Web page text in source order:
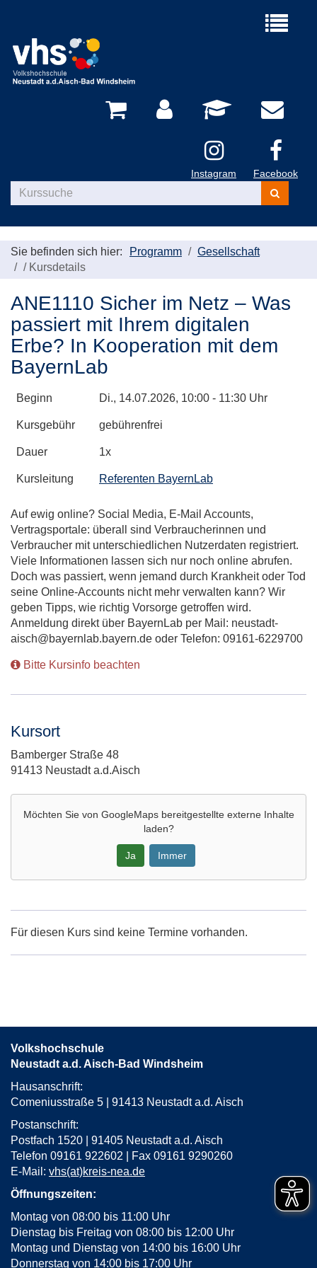
Menü
Instagram Facebook
Kurse
suchen
Sie befinden sich hier: Programm
Gesellschaft
/ Kursdetails
ANE1110 Sicher im Netz – Was
passiert mit Ihrem digitalen
Erbe? In Kooperation mit dem
BayernLab
Beginn Di., 14.07.2026, 10:00 - 11:30 Uhr
Kursgebühr gebührenfrei
Dauer 1x
Kursleitung Referenten BayernLab
Auf ewig online? Social Media, E-Mail Accounts,
Vertragsportale: überall sind Verbraucherinnen und
Verbraucher mit unterschiedlichen Nutzerdaten registriert.
Viele Informationen lassen sich nur noch online abrufen.
Doch was passiert, wenn jemand durch Krankheit oder Tod
seine Online-Accounts nicht mehr verwalten kann? Wir
geben Tipps, wie richtig Vorsorge getroffen wird.
Anmeldung direkt über BayernLab per Mail: neustadt-
aisch@bayernlab.bayern.de oder Telefon: 09161-6229700
Bitte Kursinfo beachten
Kursort
Adresse:
Bamberger Straße 48
91413 Neustadt a.d.Aisch
Möchten Sie von GoogleMapsbereitgestellte externe Inhalte
laden?
Ja Immer
Maps
Karte
in
Für diesen Kurs sind keine Termine vorhanden.
Volkshochschule
Neustadt a.d. Aisch-Bad Windsheim
Hausanschrift:
Comeniusstraße 5 | 91413 Neustadt a.d. Aisch
Postanschrift:
Postfach 1520 | 91405 Neustadt a.d. Aisch
Telefon 09161 922602 | Fax 09161 9290260
E-Mail: vhs(at)kreis-nea.de
Öffnungszeiten:
Montag von 08:00 bis 11:00 Uhr
Dienstag bis Freitag von 08:00 bis 12:00 Uhr
Montag und Dienstag von 14:00 bis 16:00 Uhr
Donnerstag von 14:00 bis 17:00 Uhr